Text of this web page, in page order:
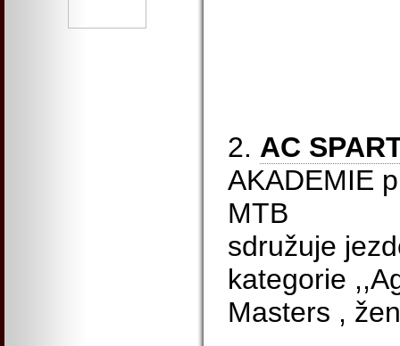
2. AC
AKADEMIE
MTB
sdružuje
kategorie
Masters ,